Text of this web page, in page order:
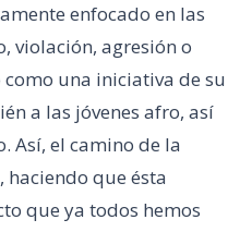
enfocado en las
violación, agresión o
una iniciativa de su
a las jóvenes afro, así
Así, el camino de la
que ésta
que ya todos hemos